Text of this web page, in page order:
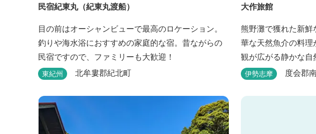
民宿紀東丸（紀東丸渡船）
目の前はオーシャンビューで最高のロケーション。
釣りや海水浴におすすめの家庭的な宿。昔ながらの
民宿ですので、ファミリーも大歓迎！
東紀州 北牟婁郡紀北町
大作旅館
熊野灘で獲れた新
華な天然魚介の料
観が広がる静かな自
スできます。
伊勢志摩 度会郡